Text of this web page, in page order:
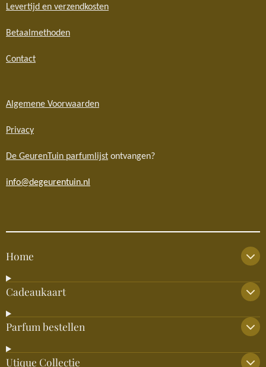
Levertijd en verzendkosten
Betaalmethoden
Contact
Algemene Voorwaarden
Privacy
De GeurenTuin parfumlijst ontvangen?
info@degeurentuin.nl
Home
Cadeaukaart
Parfum bestellen
Utique Collectie